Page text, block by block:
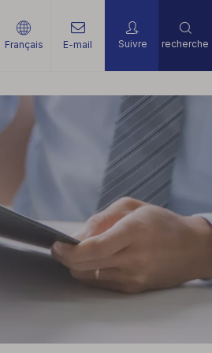
Nouvelles Contactez-Nous
Français E-mail Suivre recherche